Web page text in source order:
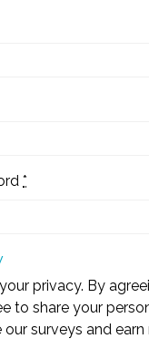
*
privacy. By
to share your
surveys and